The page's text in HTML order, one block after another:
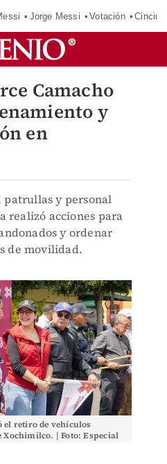
Jorge Messi Votación
Camacho
y
en
patrullas y personal
realizó acciones para
y ordenar
de movilidad.
el retiro de vehículos
Xochimilco. | Foto: Especial